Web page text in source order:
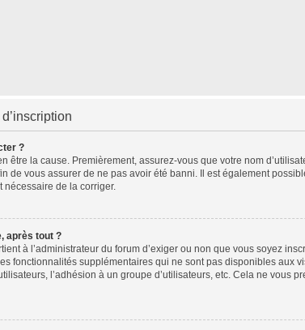
?
être la cause. Premièrement, assurez-vous que votre nom
de vous assurer de ne pas avoir été banni. Il est également
nécessaire de la corriger.
après tout ?
à l’administrateur du forum d’exiger ou non que vous soyez
fonctionnalités supplémentaires qui ne sont pas disponibles aux
l’adhésion à un groupe d’utilisateurs, etc. Cela ne vous